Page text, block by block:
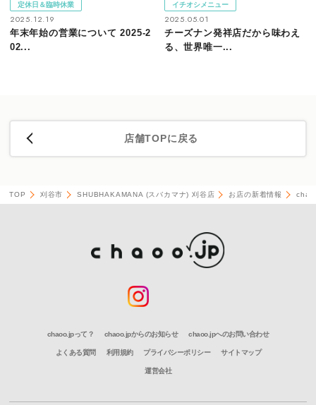
定休日＆臨時休業
2025.12.19
年末年始の営業について 2025-2
02...
イチオシメニュー
2025.05.01
チーズナン発祥店だから味わえ
る、世界唯一...
店舗TOPに戻る
TOP 刈谷市 SHUBHAKAMANA (スバカマナ) 刈谷店 お店の新着情報
chaoo.jpって？ chaoo.jpからのお知らせ chaoo.jpへのお問い合わせ
よくある質問 利用規約 プライバシーポリシー サイトマップ
運営会社